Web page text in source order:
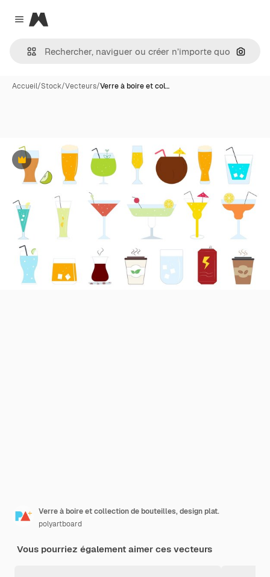
Close menu
Magnific
Accueil/Stock/Vecteurs/Verre à boire et col…
Premium
Verre à boire et collection de bouteilles, design plat.
polyartboard
Vous pourriez également aimer ces vecteurs